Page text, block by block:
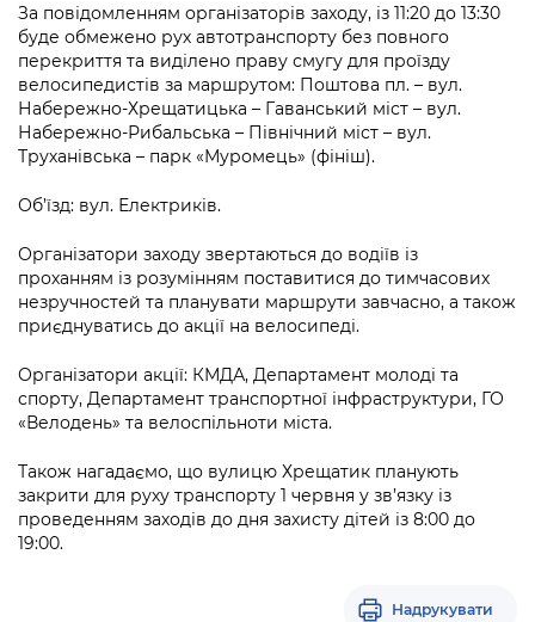
За повідомленням організаторів заходу, із 11:20 до 13:30
буде обмежено рух автотранспорту без повного
перекриття та виділено праву смугу для проїзду
велосипедистів за маршрутом: Поштова пл. – вул.
Набережно-Хрещатицька – Гаванський міст – вул.
Набережно-Рибальська – Північний міст – вул.
Труханівська – парк «Муромець» (фініш).
Об’їзд: вул. Електриків.
Організатори заходу звертаються до водіїв із
проханням із розумінням поставитися до тимчасових
незручностей та планувати маршрути завчасно, а також
приєднуватись до акції на велосипеді.
Організатори акції: КМДА, Департамент молоді та
спорту, Департамент транспортної інфраструктури, ГО
«Велодень» та велоспільноти міста.
Також нагадаємо, що вулицю Хрещатик планують
закрити для руху транспорту 1 червня у зв’язку із
проведенням заходів до дня захисту дітей із 8:00 до
19:00.
Надрукувати